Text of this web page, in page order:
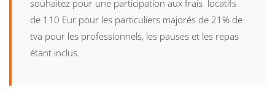
souhaitez pour une participation aux frais locatifs
de 110 Eur pour les particuliers majorés de 21% de
tva pour les professionnels, les pauses et les repas
étant inclus.